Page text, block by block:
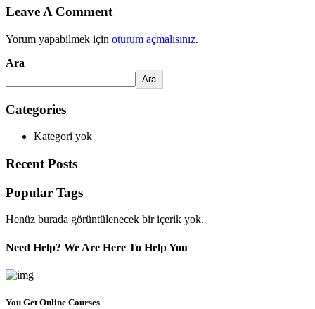
Leave A Comment
Yorum yapabilmek için oturum açmalısınız.
Ara
Ara
Categories
Kategori yok
Recent Posts
Popular Tags
Henüz burada görüntülenecek bir içerik yok.
Need Help? We Are Here To Help You
You Get Online Courses